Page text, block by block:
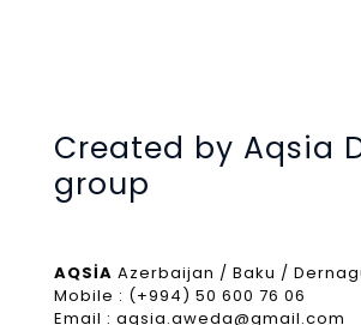
Created by Aqsia
group
AQSİA Azerbaijan / Baku /
Mobile : (+994) 50 600 76 06
Email : aqsia.aweda@gmail.com